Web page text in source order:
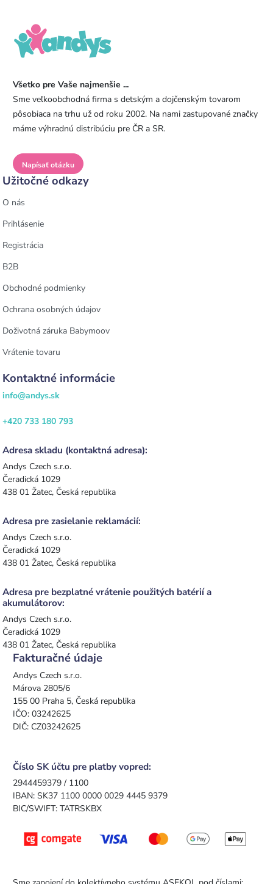
Všetko pre Vaše najmenšie ...
Sme veľkoobchodná firma s detským a dojčenským tovarom
pôsobiaca na trhu už od roku 2002. Na nami zastupované značky
máme výhradnú distribúciu pre ČR a SR.
Napísať otázku
Užitočné odkazy
O nás
Prihlásenie
Registrácia
B2B
Obchodné podmienky
Ochrana osobných údajov
Doživotná záruka Babymoov
Vrátenie tovaru
Kontaktné informácie
info@andys.sk
+420 733 180 793
Adresa skladu (kontaktná adresa):
Andys Czech s.r.o.
Čeradická 1029
438 01 Žatec, Česká republika
Adresa pre zasielanie reklamácií:
Andys Czech s.r.o.
Čeradická 1029
438 01 Žatec, Česká republika
Adresa pre bezplatné vrátenie použitých batérií a
akumulátorov:
Andys Czech s.r.o.
Čeradická 1029
438 01 Žatec, Česká republika
Fakturačné údaje
Andys Czech s.r.o.
Márova 2805/6
155 00 Praha 5, Česká republika
IČO: 03242625
DIČ: CZ03242625
Číslo SK účtu pre platby vopred:
2944459379 / 1100
IBAN: SK37 1100 0000 0029 4445 9379
BIC/SWIFT: TATRSKBX